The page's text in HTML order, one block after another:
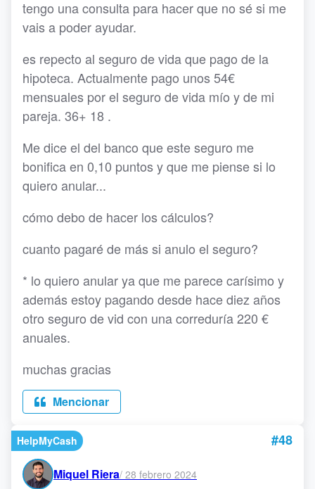
tengo una consulta para hacer que no sé si me
vais a poder ayudar.
es repecto al seguro de vida que pago de la
hipoteca. Actualmente pago unos 54€
mensuales por el seguro de vida mío y de mi
pareja. 36+ 18 .
Me dice el del banco que este seguro me
bonifica en 0,10 puntos y que me piense si lo
quiero anular...
cómo debo de hacer los cálculos?
cuanto pagaré de más si anulo el seguro?
* lo quiero anular ya que me parece carísimo y
además estoy pagando desde hace diez años
otro seguro de vid con una correduría 220 €
anuales.
muchas gracias
Mencionar
HelpMyCash #48
Miquel Riera/ 28 febrero 2024